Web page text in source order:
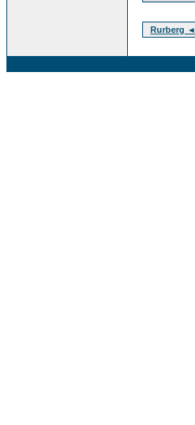
Rurberg ◄